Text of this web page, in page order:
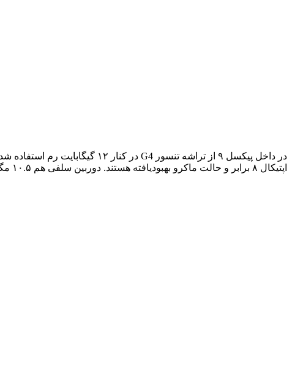
اپتیکال ۸ برابر و حالت ماکرو بهبودیافته هستند. دوربین سلفی هم ۱۰.۵ مگاپیکسلی است.